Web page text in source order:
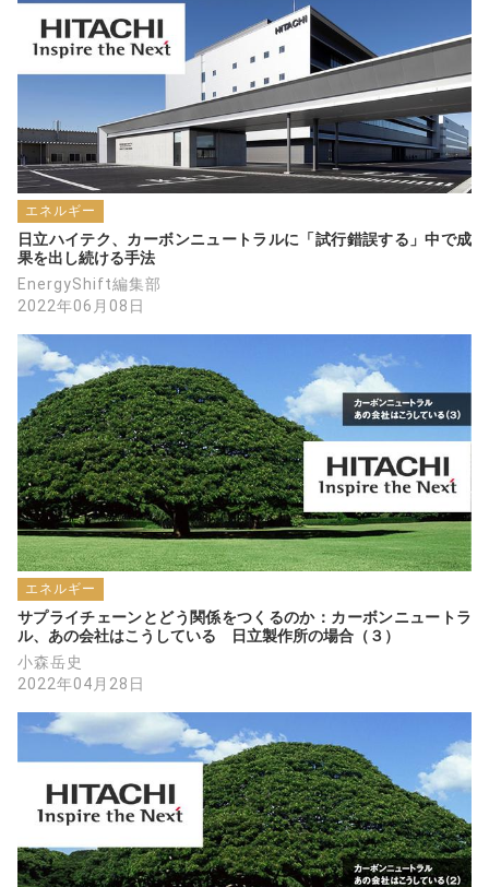
エネルギー
日立ハイテク、カーボンニュートラルに「試行錯誤する」中で成
果を出し続ける手法
EnergyShift編集部
2022年06月08日
エネルギー
サプライチェーンとどう関係をつくるのか：カーボンニュートラ
ル、あの会社はこうしている　日立製作所の場合（３）
小森岳史
2022年04月28日